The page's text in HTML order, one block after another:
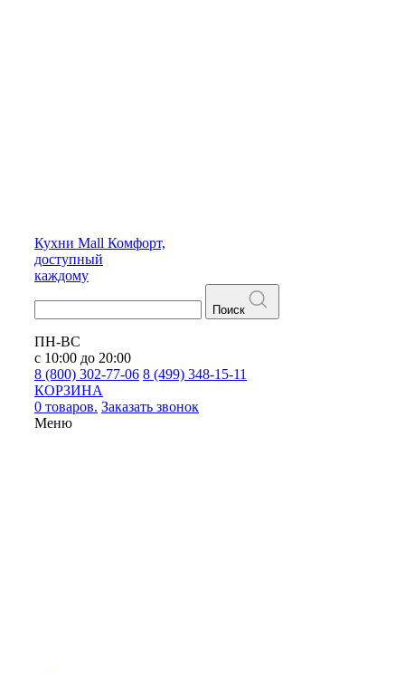
Кухни Mall Комфорт,
доступный
каждому
Поиск
ПН-ВС
с 10:00 до 20:00
8 (800) 302-77-06 8 (499) 348-15-11
КОРЗИНА
0 товаров. Заказать звонок
Меню